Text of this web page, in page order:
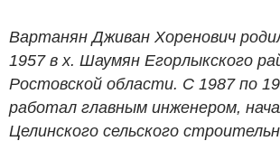
Вартанян Дживан Хоренович
1957 в х. Шаумян Егорлыкского
Ростовской области. С 1987 по
работал главным инженером,
Целинского сельского